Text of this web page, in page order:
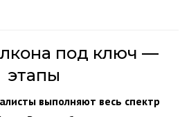
под ключ —
этапы
выполняют весь спектр